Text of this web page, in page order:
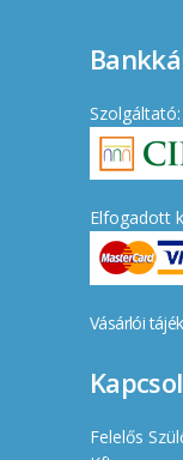
Elfogadott
Vásárlói
Felelős